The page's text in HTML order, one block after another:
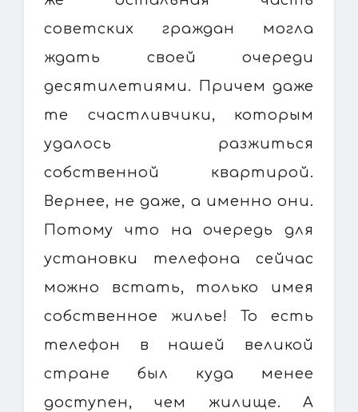
советских граждан могла
ждать своей очереди
десятилетиями. Причем даже
те счастливчики, которым
удалось разжиться
собственной квартирой.
Вернее, не даже, а именно они.
Потому что на очередь для
установки телефона сейчас
можно встать, только имея
собственное жилье! То есть
телефон в нашей великой
стране был куда менее
доступен, чем жилище. А